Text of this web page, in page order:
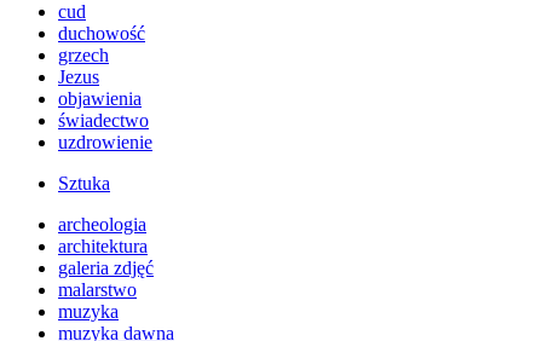
cud
duchowość
grzech
Jezus
objawienia
świadectwo
uzdrowienie
Sztuka
archeologia
architektura
galeria zdjęć
malarstwo
muzyka
muzyka dawna